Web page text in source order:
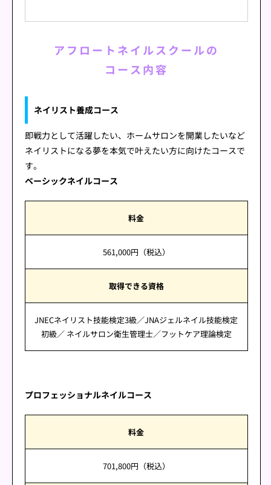
アフロートネイルスクールの
コース内容
ネイリスト養成コース
即戦力として活躍したい、ホームサロンを開業したいなど
ネイリストになる夢を本気で叶えたい方に向けたコースで
す。
ベーシックネイルコース
料金
561,000円（税込）
取得できる資格
JNECネイリスト技能検定3級／JNAジェルネイル技能検定
初級／ ネイルサロン衛生管理士／フットケア理論検定
プロフェッショナルネイルコース
料金
701,800円（税込）